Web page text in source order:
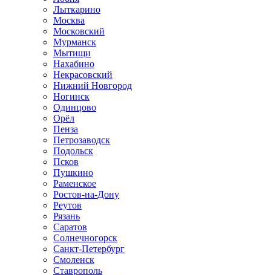
Лыткарино
Москва
Московский
Мурманск
Мытищи
Нахабино
Некрасовский
Нижний Новгород
Ногинск
Одинцово
Орёл
Пенза
Петрозаводск
Подольск
Псков
Пушкино
Раменское
Ростов-на-Дону
Реутов
Рязань
Саратов
Солнечногорск
Санкт-Петербург
Смоленск
Ставрополь